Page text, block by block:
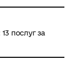
послуг за